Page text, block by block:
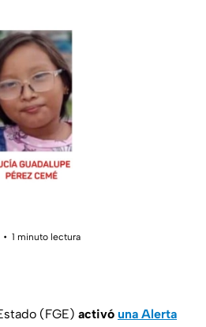
1 minuto lectura
(FGE) activó una Alerta